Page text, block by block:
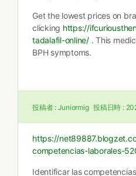
Get the lowest prices on
clicking https://
tadalafil-online/. This
BPH symptoms.
投稿者 : Juniormig 投稿日時 :
https://
competencias-laborales-
Identificar las